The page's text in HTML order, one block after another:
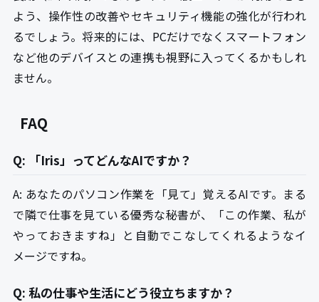
よう、操作性の改善やセキュリティ機能の強化が行われ
るでしょう。将来的には、PCだけでなくスマートフォン
など他のデバイスとの連携も視野に入ってくるかもしれ
ません。
FAQ
Q: 「Iris」ってどんなAIですか？
A: あなたのパソコン作業を「見て」覚えるAIです。まる
で隣で仕事を見ている優秀な秘書が、「この作業、私が
やっておきますね」と自動でこなしてくれるようなイ
メージですね。
Q: 私の仕事や生活にどう役立ちますか？